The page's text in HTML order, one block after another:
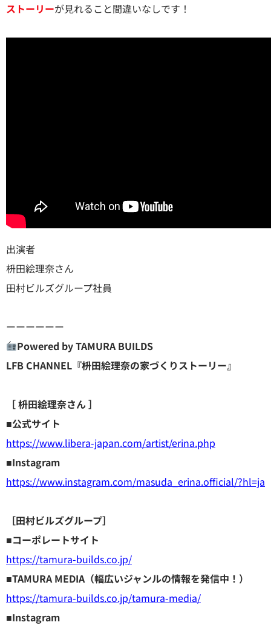
ストーリーが見れること間違いなしです！
出演者
枡田絵理奈さん
田村ビルズグループ社員
ーーーーーー
Powered by TAMURA BUILDS
LFB CHANNEL『枡田絵理奈の家づくりストーリー』
［ 枡田絵理奈さん ］
■公式サイト
https://www.libera-japan.com/artist/erina.php
■Instagram
https://www.instagram.com/masuda_erina.official/?hl=ja
［田村ビルズグループ］
■コーポレートサイト
https://tamura-builds.co.jp/
■TAMURA MEDIA（幅広いジャンルの情報を発信中！）
https://tamura-builds.co.jp/tamura-media/
■Instagram